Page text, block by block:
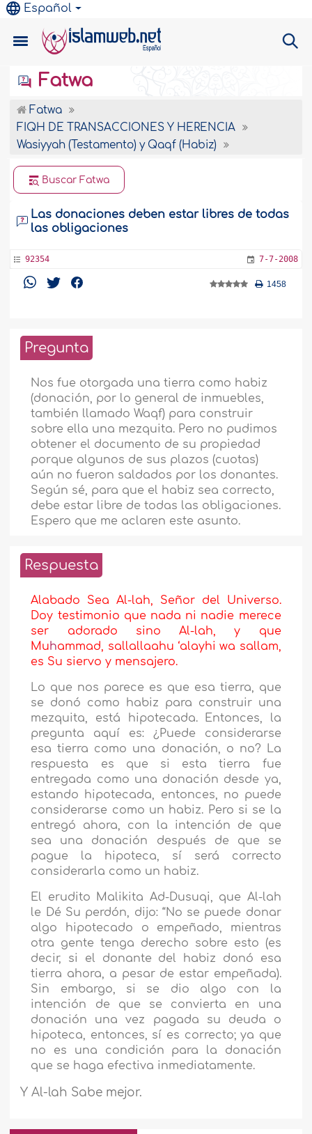
Español
Fatwa
Fatwa
FIQH DE TRANSACCIONES Y HERENCIA
Wasiyyah (Testamento) y Qaqf (Habiz)
Buscar Fatwa
Las donaciones deben estar libres de todas
las obligaciones
92354 7-7-2008
1458
Pregunta
Nos fue otorgada una tierra como habiz
(donación, por lo general de inmuebles,
también llamado Waqf) para construir
sobre ella una mezquita. Pero no pudimos
obtener el documento de su propiedad
porque algunos de sus plazos (cuotas)
aún no fueron saldados por los donantes.
Según sé, para que el habiz sea correcto,
debe estar libre de todas las obligaciones.
Espero que me aclaren este asunto.
Respuesta
Alabado Sea Al-lah, Señor del Universo.
Doy testimonio que nada ni nadie merece
ser adorado sino Al-lah, y que
Muhammad, sallallaahu ‘alayhi wa sallam,
es Su siervo y mensajero.
Lo que nos parece es que esa tierra, que
se donó como habiz para construir una
mezquita, está hipotecada. Entonces, la
pregunta aquí es: ¿Puede considerarse
esa tierra como una donación, o no? La
respuesta es que si esta tierra fue
entregada como una donación desde ya,
estando hipotecada, entonces, no puede
considerarse como un habiz. Pero si se la
entregó ahora, con la intención de que
sea una donación después de que se
pague la hipoteca, sí será correcto
considerarla como un habiz.
El erudito Malikita Ad-Dusuqi, que Al-lah
le Dé Su perdón, dijo: “No se puede donar
algo hipotecado o empeñado, mientras
otra gente tenga derecho sobre esto (es
decir, si el donante del habiz donó esa
tierra ahora, a pesar de estar empeñada).
Sin embargo, si se dio algo con la
intención de que se convierta en una
donación una vez pagada su deuda o
hipoteca, entonces, sí es correcto; ya que
no es una condición para la donación
que se haga efectiva inmediatamente.
Y Al-lah Sabe mejor.